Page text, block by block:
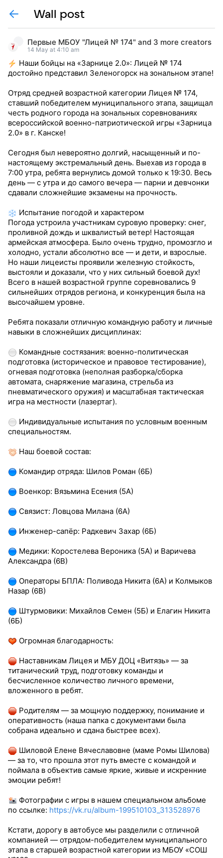
Wall post
Первые МБОУ "Лицей № 174" and 3 more creators
14 May at 4:10 am
Наши бойцы на «Зарнице 2.0»: Лицей № 174
достойно представил Зеленогорск на зональном этапе!
Отряд средней возрастной категории Лицея № 174,
ставший победителем муниципального этапа, защищал
честь родного города на зональных соревнованиях
всероссийской военно-патриотической игры «Зарница
2.0» в г. Канске!
Сегодня был невероятно долгий, насыщенный и по-
настоящему экстремальный день. Выехав из города в
7:00 утра, ребята вернулись домой только к 19:30. Весь
день — с утра и до самого вечера — парни и девчонки
сдавали сложнейшие экзамены на прочность.
Испытание погодой и характером
Погода устроила участникам суровую проверку: снег,
проливной дождь и шквалистый ветер! Настоящая
армейская атмосфера. Было очень трудно, промозгло и
холодно, устали абсолютно все — и дети, и взрослые.
Но наши лицеисты проявили железную стойкость,
выстояли и доказали, что у них сильный боевой дух!
Всего в нашей возрастной группе соревновались 9
сильнейших отрядов региона, и конкуренция была на
высочайшем уровне.
Ребята показали отличную командную работу и личные
навыки в сложнейших дисциплинах:
Командные состязания: военно-политическая
подготовка (историческое и правовое тестирование),
огневая подготовка (неполная разборка/сборка
автомата, снаряжение магазина, стрельба из
пневматического оружия) и масштабная тактическая
игра на местности (лазертаг).
Индивидуальные испытания по условным военным
специальностям.
Наш боевой состав:
Командир отряда: Шилов Роман (6Б)
Военкор: Вязьмина Есения (5А)
Связист: Ловцова Милана (6А)
Инженер-сапёр: Радкевич Захар (6Б)
Медики: Коростелева Вероника (5А) и Варичева
Александра (6В)
Операторы БПЛА: Поливода Никита (6А) и Колмыков
Назар (6В)
Штурмовики: Михайлов Семен (5Б) и Елагин Никита
(6Б)
Огромная благодарность:
Наставникам Лицея и МБУ ДОЦ «Витязь» — за
титанический труд, подготовку команды и
бесчисленное количество личного времени,
вложенного в ребят.
Родителям — за мощную поддержку, понимание и
оперативность (наша папка с документами была
собрана идеально и сдана быстрее всех).
Шиловой Елене Вячеславовне (маме Ромы Шилова)
— за то, что прошла этот путь вместе с командой и
поймала в объектив самые яркие, живые и искренние
эмоции ребят!
Фотографии с игры в нашем специальном альбоме
по ссылке: https://vk.ru/album-199510103_313528976
Кстати, дорогу в автобусе мы разделили с отличной
компанией — отрядом-победителем муниципального
этапа в старшей возрастной категории из МБОУ «СОШ